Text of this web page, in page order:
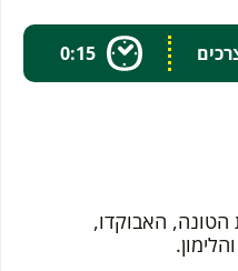
0:15
האבוקדו,